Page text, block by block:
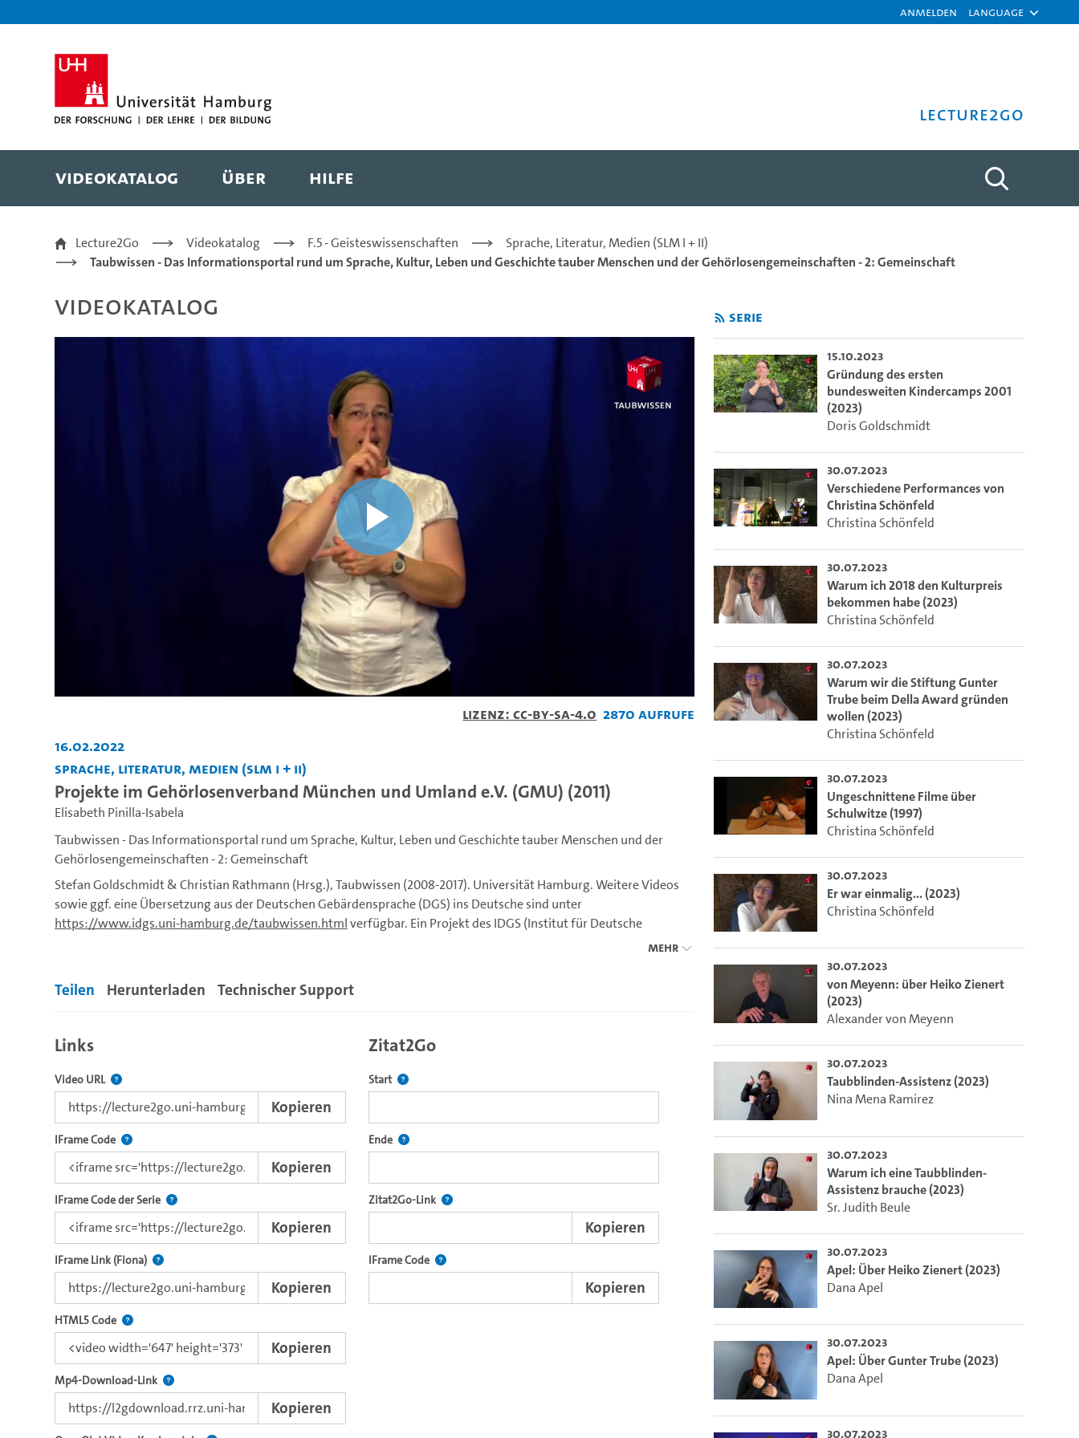
Anmelden Language
Lecture2Go
Videokatalog Über Hilfe
Projekte im Gehörlosenverband München und Umland e.V. (GMU) (2011)
Lecture2Go Videokatalog F.5 - Geisteswissenschaften
Sprache, Literatur, Medien (SLM I + II)
Taubwissen - Das Informationsportal rund um Sprache, Kultur, Leben und Geschichte tauber Menschen und der Gehörlosengemeinschaften - 2: Gemeinschaft
Videokatalog
Video
abspielen
Lizenz: CC-BY-SA-4.0 2870 Aufrufe
16.02.2022
Sprache, Literatur, Medien (SLM I + II)
Projekte im Gehörlosenverband München und Umland e.V. (GMU) (2011)
Elisabeth Pinilla-Isabela
Taubwissen - Das Informationsportal rund um Sprache, Kultur, Leben und Geschichte tauber Menschen und der
Gehörlosengemeinschaften - 2: Gemeinschaft
Stefan Goldschmidt & Christian Rathmann (Hrsg.), Taubwissen (2008-2017). Universität Hamburg. Weitere Videos
sowie ggf. eine Übersetzung aus der Deutschen Gebärdensprache (DGS) ins Deutsche sind unter
https://www.idgs.uni-hamburg.de/taubwissen.htmlverfügbar. Ein Projekt des IDGS (Institut für Deutsche
Mehr
Teilen Herunterladen Technischer Support
Links
Video URL Der Link zu diesem Video
Kopieren
IFrame Code Nutzen Sie diesen Code, um das Video mit dem Lecture2Go-Videoplayer einzubetten.
Kopieren
IFrame Code der Serie Nutzen Sie diesen Code, um das Video und die komplette Serie mit dem Lecture2Go-Videoplayer einzubetten.
Kopieren
IFrame Link (Fiona) Direkter IFrame-Link zur Weitergabe an externe Web-Applikationen.
Kopieren
HTML5 Code Nutzen Sie diesen Code, um das Video mit dem browsereigenen Videoplayer einzubetten (HTML5).
Kopieren
Mp4-Download-Link Kopieren Sie den Download-Link dieses Videos.
Kopieren
Zitat2Go
Start Definiert den Startpunkt für Zitat2Go. Bitte in das Feld klicken, um die aktuelle Zeit auszuwählen.
Ende Definiert den Endpunkt für Zitat2Go. Bitte in das Feld klicken, um die aktuelle Zeit auszuwählen.
Zitat2Go-Link Nach der Auswahl eines Start- und Endpunktes verweist dieser Link auf den Ausschnitt des Videos.
Kopieren
IFrame Code Nutzen Sie diesen Code, um den Auschnitt des Videos mit dem Lecture2Go-Videoplayer einzubetten.
Kopieren
Serie
15.10.2023
Gründung des ersten
bundesweiten Kindercamps 2001
(2023)
Doris Goldschmidt
30.07.2023
Verschiedene Performances von
Christina Schönfeld
Christina Schönfeld
30.07.2023
Warum ich 2018 den Kulturpreis
bekommen habe (2023)
Christina Schönfeld
30.07.2023
Warum wir die Stiftung Gunter
Trube beim Della Award gründen
wollen (2023)
Christina Schönfeld
30.07.2023
Ungeschnittene Filme über
Schulwitze (1997)
Christina Schönfeld
30.07.2023
Er war einmalig... (2023)
Christina Schönfeld
30.07.2023
von Meyenn: über Heiko Zienert
(2023)
Alexander von Meyenn
30.07.2023
Taubblinden-Assistenz (2023)
Nina Mena Ramirez
30.07.2023
Warum ich eine Taubblinden-
Assistenz brauche (2023)
Sr. Judith Beule
30.07.2023
Apel: Über Heiko Zienert (2023)
Dana Apel
30.07.2023
Apel: Über Gunter Trube (2023)
Dana Apel
30.07.2023